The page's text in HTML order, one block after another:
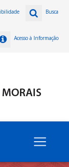
Busca
Acesso à Informação